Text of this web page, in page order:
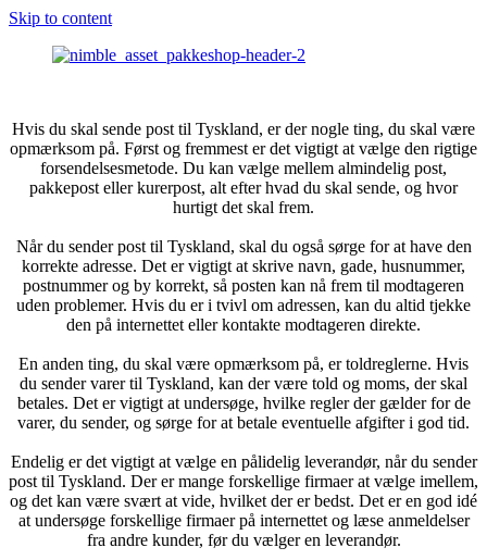
Skip to content
Hvis du skal sende post til Tyskland, er der nogle ting, du skal være
opmærksom på. Først og fremmest er det vigtigt at vælge den rigtige
forsendelsesmetode. Du kan vælge mellem almindelig post,
pakkepost eller kurerpost, alt efter hvad du skal sende, og hvor
hurtigt det skal frem.
Når du sender post til Tyskland, skal du også sørge for at have den
korrekte adresse. Det er vigtigt at skrive navn, gade, husnummer,
postnummer og by korrekt, så posten kan nå frem til modtageren
uden problemer. Hvis du er i tvivl om adressen, kan du altid tjekke
den på internettet eller kontakte modtageren direkte.
En anden ting, du skal være opmærksom på, er toldreglerne. Hvis
du sender varer til Tyskland, kan der være told og moms, der skal
betales. Det er vigtigt at undersøge, hvilke regler der gælder for de
varer, du sender, og sørge for at betale eventuelle afgifter i god tid.
Endelig er det vigtigt at vælge en pålidelig leverandør, når du sender
post til Tyskland. Der er mange forskellige firmaer at vælge imellem,
og det kan være svært at vide, hvilket der er bedst. Det er en god idé
at undersøge forskellige firmaer på internettet og læse anmeldelser
fra andre kunder, før du vælger en leverandør.